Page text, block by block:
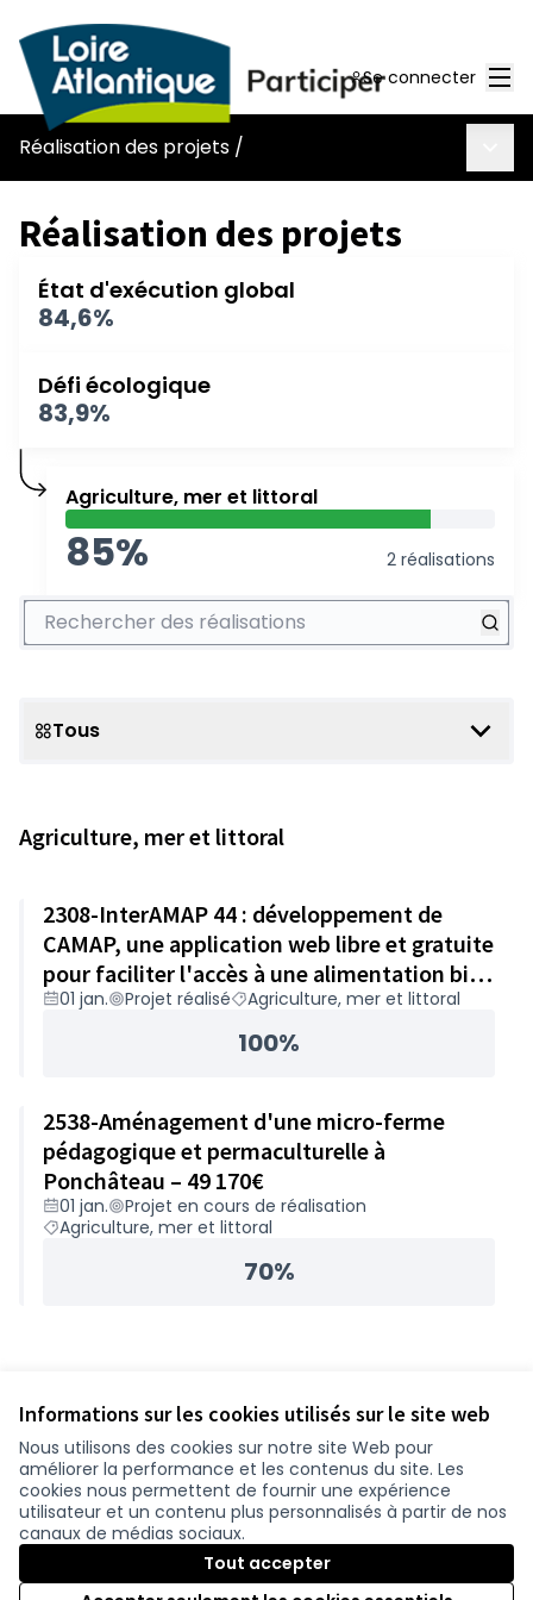
Informations sur les cookies utilisés sur le site web
Nous utilisons des cookies sur notre site Web pour
améliorer la performance et les contenus du site. Les
cookies nous permettent de fournir une expérience
utilisateur et un contenu plus personnalisés à partir de nos
canaux de médias sociaux.
Tout accepter
Se connecter
Réalisation des projets /
Réalisation des projets
État d'exécution global
84,6%
Défi écologique
83,9%
Agriculture, mer et littoral
85% 2 réalisations
Rechercher des réalisations
Scope
Tous
Agriculture, mer et littoral
2308-InterAMAP 44 : développement de
CAMAP, une application web libre et gratuite
pour faciliter l'accès à une alimentation bio,
locale et solidaire – 48 960€
01 jan. Projet réalisé Agriculture, mer et littoral
100%
2538-Aménagement d'une micro-ferme
pédagogique et permaculturelle à
Ponchâteau – 49 170€
01 jan.
Projet en cours de réalisation
Agriculture, mer et littoral
70%